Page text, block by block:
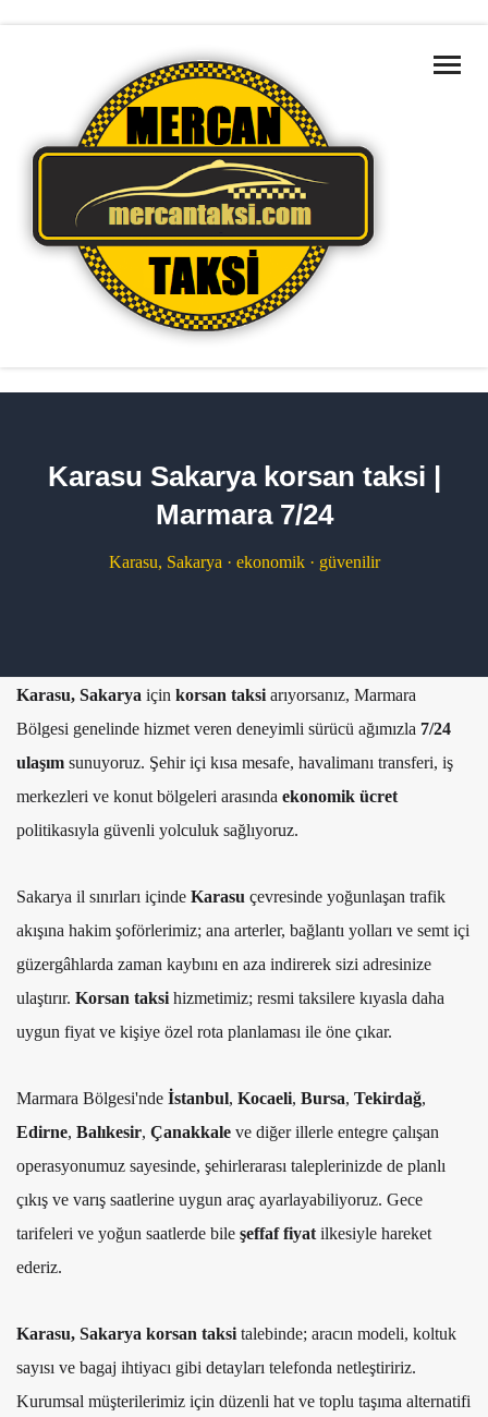
ANA SAYFA
MARMARA BÖLGELERI
HAKKIMIZDA
HIZMETLERIMIZ
TAKSILERIMIZ
İLETIŞIM
HIZMET BÖLGELERIMIZ
Karasu Sakarya korsan taksi |
Marmara 7/24
Karasu, Sakarya · ekonomik · güvenilir
Karasu, Sakarya için korsan taksi arıyorsanız, Marmara
Bölgesi genelinde hizmet veren deneyimli sürücü ağımızla 7/24
ulaşım sunuyoruz. Şehir içi kısa mesafe, havalimanı transferi, iş
merkezleri ve konut bölgeleri arasında ekonomik ücret
politikasıyla güvenli yolculuk sağlıyoruz.
Sakarya il sınırları içinde Karasu çevresinde yoğunlaşan trafik
akışına hakim şoförlerimiz; ana arterler, bağlantı yolları ve semt içi
güzergâhlarda zaman kaybını en aza indirerek sizi adresinize
ulaştırır. Korsan taksi hizmetimiz; resmi taksilere kıyasla daha
uygun fiyat ve kişiye özel rota planlaması ile öne çıkar.
Marmara Bölgesi'nde İstanbul, Kocaeli, Bursa, Tekirdağ,
Edirne, Balıkesir, Çanakkale ve diğer illerle entegre çalışan
operasyonumuz sayesinde, şehirlerarası taleplerinizde de planlı
çıkış ve varış saatlerine uygun araç ayarlayabiliyoruz. Gece
tarifeleri ve yoğun saatlerde bile şeffaf fiyat ilkesiyle hareket
ederiz.
Karasu, Sakarya korsan taksi talebinde; aracın modeli, koltuk
sayısı ve bagaj ihtiyacı gibi detayları telefonda netleştiririz.
Kurumsal müşterilerimiz için düzenli hat ve toplu taşıma alternatifi